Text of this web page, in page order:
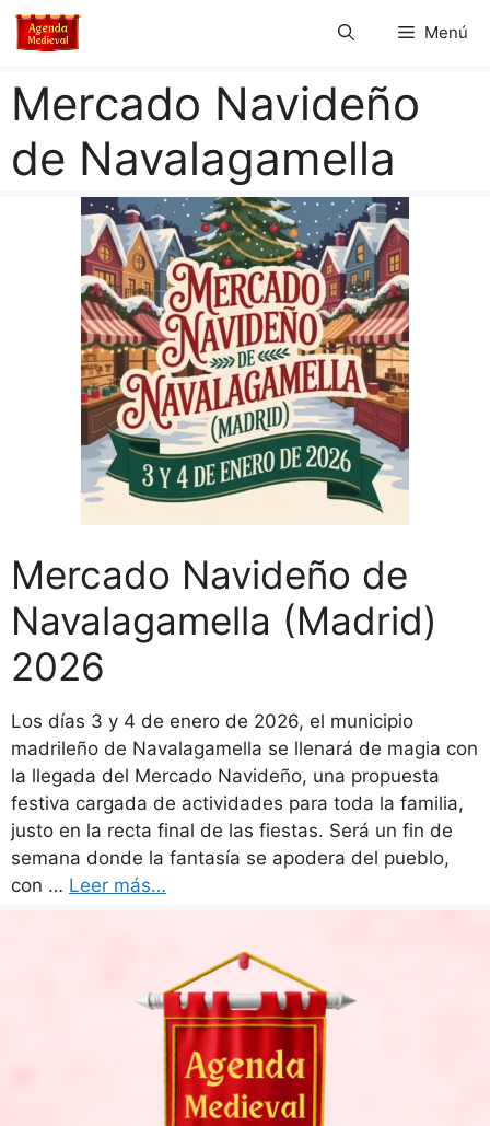
Saltar
Menú
Mercado Navideño
de Navalagamella
Mercado Navideño de
Navalagamella (Madrid)
2026
Los días 3 y 4 de enero de 2026, el municipio
madrileño de Navalagamella se llenará de magia con
la llegada del Mercado Navideño, una propuesta
festiva cargada de actividades para toda la familia,
justo en la recta final de las fiestas. Será un fin de
semana donde la fantasía se apodera del pueblo,
con … Leer más…